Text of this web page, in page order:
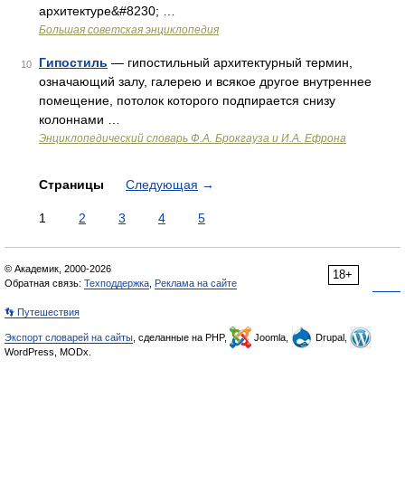
архитектуре&#8230; …
Большая советская энциклопедия
10 Гипостиль — гипостильный архитектурный термин,
означающий залу, галерею и всякое другое внутреннее
помещение, потолок которого подпирается снизу
колоннами …
Энциклопедический словарь Ф.А. Брокгауза и И.А. Ефрона
Страницы Следующая →
1 2 3 4 5
18+
© Академик, 2000-2026
Обратная связь: Техподдержка Реклама на сайте
👣 Путешествия
Экспорт словарей на сайты , сделанные на PHP, Joomla,
Drupal,
WordPress, MODx.